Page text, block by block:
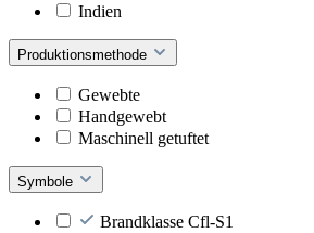
Indien
Produktionsmethode
Gewebte
Handgewebt
Maschinell getuftet
Symbole
Brandklasse Cfl-S1